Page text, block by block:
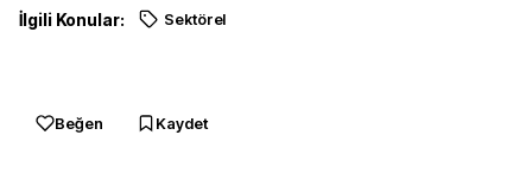
İlgili Konular: Sektörel
Beğen Kaydet